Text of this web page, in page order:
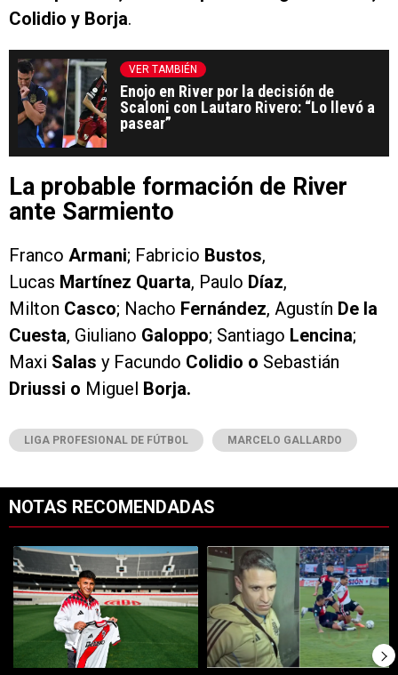
Colidio y Borja.
VER TAMBIÉN
Enojo en River por la decisión de
Scaloni con Lautaro Rivero: “Lo llevó a
pasear”
La probable formación de River
ante Sarmiento
Franco Armani; Fabricio Bustos,
Lucas Martínez Quarta, Paulo Díaz,
Milton Casco; Nacho Fernández, Agustín De la
Cuesta, Giuliano Galoppo; Santiago Lencina;
Maxi Salas y Facundo Colidio o Sebastián
Driussi o Miguel Borja.
LIGA PROFESIONAL DE FÚTBOL MARCELO GALLARDO
NOTAS RECOMENDADAS
Un artículo de tendencia con el título "Llegó el noveno: Thiago
Un artículo de tendencia con el